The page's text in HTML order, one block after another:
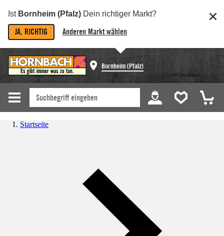
Ist Bornheim (Pfalz) Dein richtiger Markt?
JA, RICHTIG Anderen Markt wählen
Bornheim (Pfalz)
Startseite